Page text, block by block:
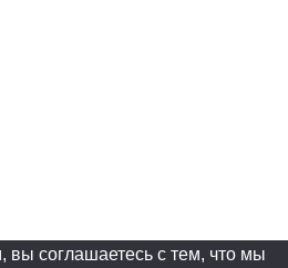
вы соглашаетесь с тем, что мы